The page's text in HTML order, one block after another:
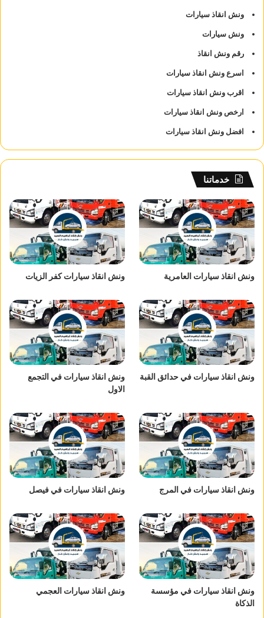
ونش انقاذ سيارات
ونش سيارات
رقم ونش انقاذ
اسرع ونش انقاذ سيارات
اقرب ونش انقاذ سيارات
ارخص ونش انقاذ سيارات
افضل ونش انقاذ سيارات
خدماتنا
ونش انقاذ سيارات العامرية ونش انقاذ سيارات كفر الزيات
ونش انقاذ سيارات في حدائق القبة
ونش انقاذ سيارات في التجمع
الاول
ونش انقاذ سيارات في المرج ونش انقاذ سيارات في فيصل
ونش انقاذ سيارات في مؤسسة
الذكاة
ونش انقاذ سيارات العجمي